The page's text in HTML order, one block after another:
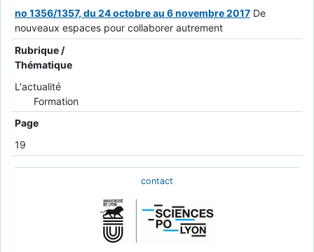
no 1356/1357, du 24 octobre au 6 novembre 2017 De
nouveaux espaces pour collaborer autrement
Rubrique /
Thématique
L'actualité
Formation
Page
19
contact